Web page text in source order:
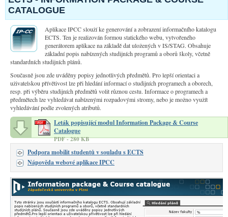
CATALOGUE
Aplikace IPCC slouží ke generování a zobrazení informačního katalogu
ECTS. Ten je realizován formou statického webu, vytvořeného
generátorem aplikace na základě dat uložených v IS/STAG. Obsahuje
základní popis nabízených studijních programů a oborů školy, včetně
standardních studijních plánů.
Současně jsou zde uváděny popisy jednotlivých předmětů. Pro lepší orientaci a
uživatelskou přívětivost lze při hledání informací o studijních programech a oborech,
resp. při výběru studijních předmětů volit různou cestu. Informace o programech a
předmětech lze vyhledávat nabízenými rozpadovými stromy, nebo je možno využít
vyhledávání podle zvolených atributů.
Leták popisující modul Information Package & Course
Catalogue
PDF - 280 KB
Podpora mobilit studentů v souladu s ECTS
Nápověda webové aplikace IPCC